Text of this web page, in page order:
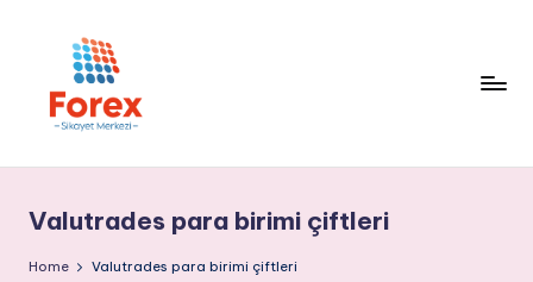
Valutrades para birimi çiftleri
Home Valutrades para birimi çiftleri